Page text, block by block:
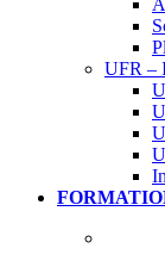
UFR –